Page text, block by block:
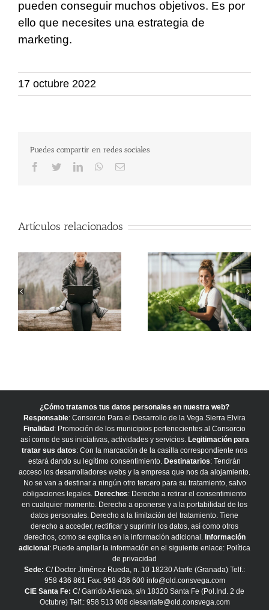
pueden conseguir muchos objetivos. Es por
ello que necesites una estrategia de
marketing.
17 octubre 2022
Puedes compartir en redes sociales
Facebook
TwitterLinkedInWhatsApp
Correo
Artículos relacionados
¿Cómo tratamos tus datos personales en nuestra web?
Responsable: Consorcio Para el Desarrollo de la Vega Sierra Elvira
Finalidad : Promoción de los municipios pertenecientes al Consorcio
así como de sus iniciativas, actividades y servicios. Legitimación para
tratar sus datos: Con la marcación de la casilla correspondiente nos
estará dando su legítimo consentimiento. Destinatarios: Tendrán
acceso los desarrolladores webs y la empresa que nos da alojamiento.
No se van a destinar a ningún otro tercero para su tratamiento, salvo
obligaciones legales. Derechos: Derecho a retirar el consentimiento
en cualquier momento. Derecho a oponerse y a la portabilidad de los
datos personales. Derecho a la limitación del tratamiento. Tiene
derecho a acceder, rectificar y suprimir los datos, así como otros
derechos, como se explica en la información adicional. Información
adicional : Puede ampliar la información en el siguiente enlace: Política
de privacidad
Sede: C/ Doctor Jiménez Rueda, n. 10 18230 Atarfe (Granada) Telf.:
958 436 861 Fax: 958 436 600 info@old.consvega.com
CIE Santa Fe: C/ Garrido Atienza, s/n 18320 Santa Fe (Pol.Ind. 2 de
Octubre) Telf.: 958 513 008 ciesantafe@old.consvega.com